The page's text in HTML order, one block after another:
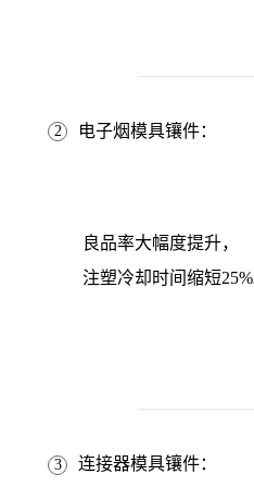
2 电子烟模具镶件：
良品率大幅度提升，
注塑冷却时间缩短
3 连接器模具镶件：